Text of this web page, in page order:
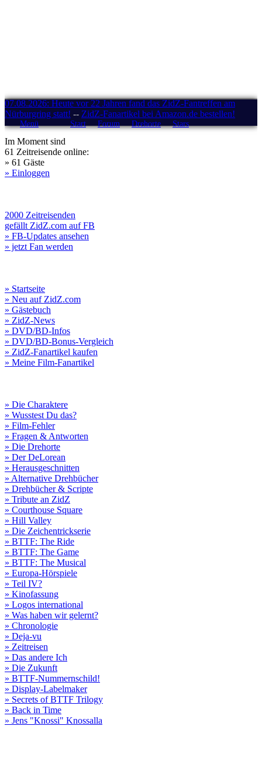
07.08.2026: Heute vor 22 Jahren fand das ZidZ-Fantreffen am
Nürburgring statt! -- ZidZ-Fanartikel bei Amazon.de bestellen!
Menü Start Forum Drehorte Stars
Im Moment sind
61 Zeitreisende online:
» 61 Gäste
» Einloggen
2000 Zeitreisenden
gefällt ZidZ.com auf FB
» FB-Updates ansehen
» jetzt Fan werden
» Startseite
» Neu auf ZidZ.com
» Gästebuch
» ZidZ-News
» DVD/BD-Infos
» DVD/BD-Bonus-Vergleich
» ZidZ-Fanartikel kaufen
» Meine Film-Fanartikel
» Die Charaktere
» Wusstest Du das?
» Film-Fehler
» Fragen & Antworten
» Die Drehorte
» Der DeLorean
» Herausgeschnitten
» Alternative Drehbücher
» Drehbücher & Scripte
» Tribute an ZidZ
» Courthouse Square
» Hill Valley
» Die Zeichentrickserie
» BTTF: The Ride
» BTTF: The Game
» BTTF: The Musical
» Europa-Hörspiele
» Teil IV?
» Kinofassung
» Logos international
» Was haben wir gelernt?
» Chronologie
» Deja-vu
» Zeitreisen
» Das andere Ich
» Die Zukunft
» BTTF-Nummernschild!
» Display-Labelmaker
» Secrets of BTTF Trilogy
» Back in Time
» Jens "Knossi" Knossalla